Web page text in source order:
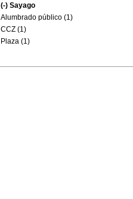
(-) Sayago
Alumbrado público (1)
CCZ (1)
Plaza (1)